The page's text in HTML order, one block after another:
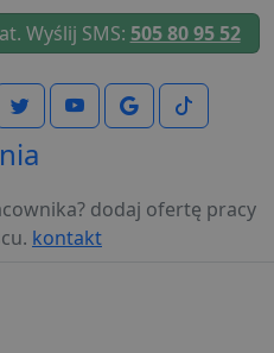
Wyślij SMS: 505 80 95 52
dodaj ofertę pracy
kontakt